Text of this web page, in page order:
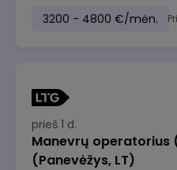
3200 - 4800 €/mėn.
prieš 1 d.
Manevrų operatorius
(Panevėžys, LT)